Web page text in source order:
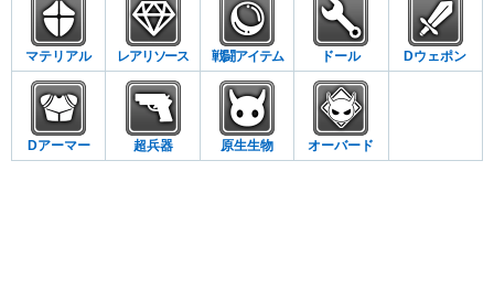
マテリアル レアリソース 戦闘アイテム ドール Dウェポン
Dアーマー 超兵器 原生生物 オーバード